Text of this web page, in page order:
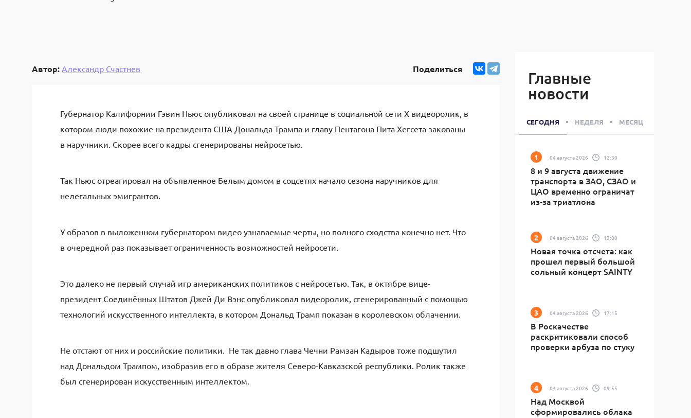
Автор: Александр Счастнев Поделиться
Губернатор Калифорнии Гэвин Ньюс опубликовал на своей странице в социальной сети X видеоролик, в
котором люди похожие на президента США Дональда Трампа и главу Пентагона Пита Хегсета закованы
в наручники. Скорее всего кадры сгенерированы нейросетью.
Так Ньюс отреагировал на объявленное Белым домом в соцсетях начало сезона наручников для
нелегальных эмигрантов.
У образов в выложенном губернатором видео узнаваемые черты, но полного сходства конечно нет. Что
в очередной раз показывает ограниченность возможностей нейросети.
Это далеко не первый случай игр американских политиков с нейросетью. Так, в октябре вице-
президент Соединённых Штатов Джей Ди Вэнс опубликовал видеоролик, сгенерированный с помощью
технологий искусственного интеллекта, в котором Дональд Трамп показан в королевском облачении.
Не отстают от них и российские политики. Не так давно глава Чечни Рамзан Кадыров тоже подшутил
над Дональдом Трампом, изобразив его в образе жителя Северо-Кавказской республики. Ролик также
был сгенерирован искусственным интеллектом.
Главные
новости
СЕГОДНЯ НЕДЕЛЯ МЕСЯЦ
04 августа 2026 12:30
8 и 9 августа движение
транспорта в ЗАО, СЗАО и
ЦАО временно ограничат
из-за триатлона
04 августа 2026 13:00
Новая точка отсчета: как
прошел первый большой
сольный концерт SAINTY
04 августа 2026 17:15
В Роскачестве
раскритиковали способ
проверки арбуза по стуку
04 августа 2026 09:55
Над Москвой
сформировались облака